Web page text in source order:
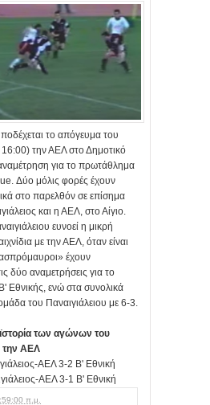
το απόγευμα του
την ΑΕΛ στο Δημοτικό
για το πρωτάθλημα
Δύο μόλις φορές έχουν
στο παρελθόν σε επίσημα
και η ΑΕΛ, στο Αίγιο.
ευνοεί η μικρή
με την ΑΕΛ, όταν είναι
έχουν
δύο αναμετρήσεις για το
Εθνικής, ενώ στα συνολικά
του Παναιγιάλειου με 6-3.
των αγώνων του
την ΑΕΛ
ΑΕΛ 3-2 Β' Εθνική
ΑΕΛ 3-1 Β' Εθνική
π.μ.